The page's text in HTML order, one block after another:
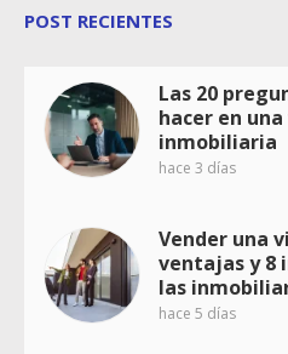
POST RECIENTES
Las 20
hacer en
inmobiliaria
hace 3 días
Vender una
ventajas y 8
las
hace 5 días